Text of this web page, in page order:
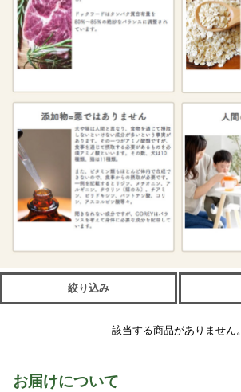
絞り込み
該当する商品がありません。